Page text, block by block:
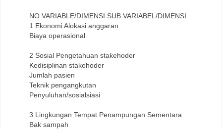
NO VARIABLE/DIMENSI SUB VARIABEL/DIMENSI
1 Ekonomi Alokasi anggaran
Biaya operasional
2 Sosial Pengetahuan stakehoder
Kedisiplinan stakehoder
Jumlah pasien
Teknik pengangkutan
Penyuluhan/sosialsiasi
3 Lingkungan Tempat Penampungan Sementara
Bak sampah